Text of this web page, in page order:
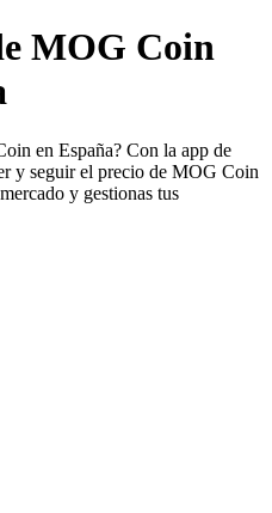
MOG Coin
en España? Con la app de
y seguir el precio de MOG Coin
y gestionas tus